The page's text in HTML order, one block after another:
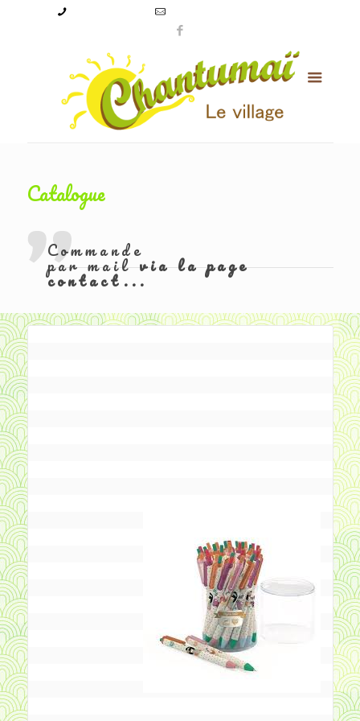
Catalogue
Commande
par mailvia la page
contact...